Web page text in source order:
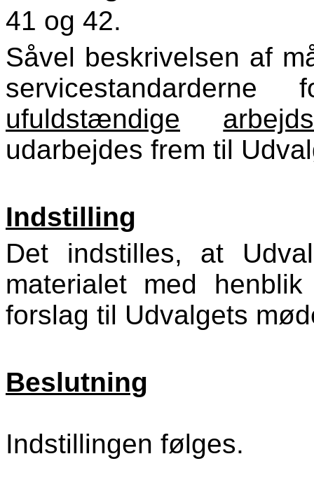
41 og 42.
Såvel beskrivelsen af
ufuldstændige
udarbejdes frem til
Indstilling
Det indstilles, at
materialet med
forslag til Udvalgets
Beslutning
Indstillingen følges.